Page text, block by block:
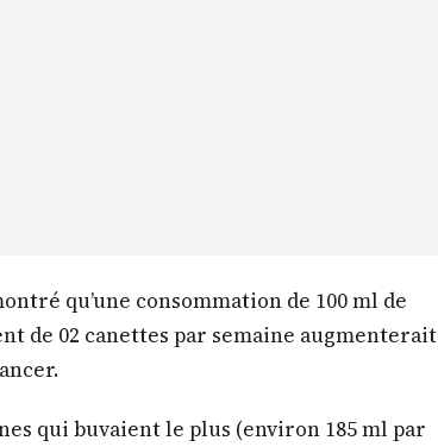
qu’une consommation de 100 ml de
de 02 canettes par semaine augmenterait
qui buvaient le plus (environ 185 ml par